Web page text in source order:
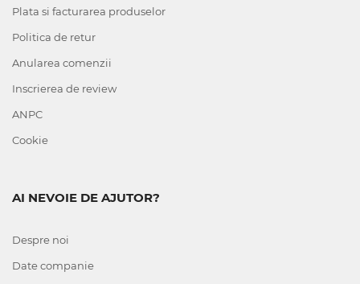
Plata si facturarea produselor
Politica de retur
Anularea comenzii
Inscrierea de review
ANPC
Cookie
AI NEVOIE DE AJUTOR?
Despre noi
Date companie